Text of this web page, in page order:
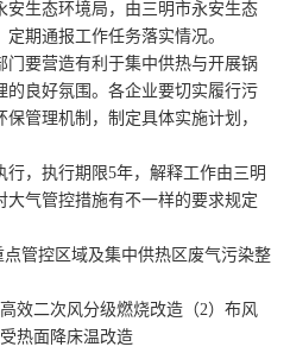
安生态环境局，由三明市永安生态
期通报工作任务落实情况。
要营造有利于集中供热与开展锅
的良好氛围。各企业要切实履行污
管理机制，制定具体实施计划，
，执行期限5年，解释工作由三明
气管控措施有不一样的要求规定
管控区域及集中供热区废气污染整
二次风分级燃烧改造（2）布风
热面降床温改造